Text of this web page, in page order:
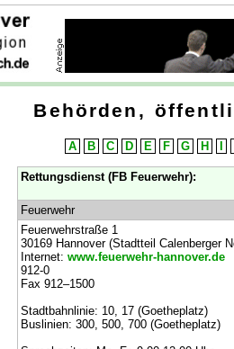
Behörden,
A B C D E F G H
Rettungsdienst (FB Feuerwehr):
Feuerwehr
Feuerwehrstraße 1
30169 Hannover (Stadtteil Calenberger
Internet: www.feuerwehr-hannover.de
912-0
Fax 912–1500
Stadtbahnlinie: 10, 17 (Goetheplatz)
Buslinien: 300, 500, 700 (Goetheplatz)